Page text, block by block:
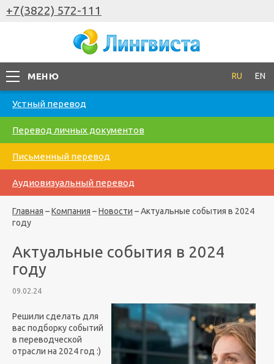
+7(3822) 572-111
МЕНЮ RU EN
Устный перевод
Перевод личных документов
Письменный перевод
Аудиовизуальный перевод
Главная –Компания –Новости –Актуальные события в 2024
году
Актуальные события в 2024
году
09.02.24
Решили сделать для
вас подборку событий
в переводческой
отрасли на 2024 год :)